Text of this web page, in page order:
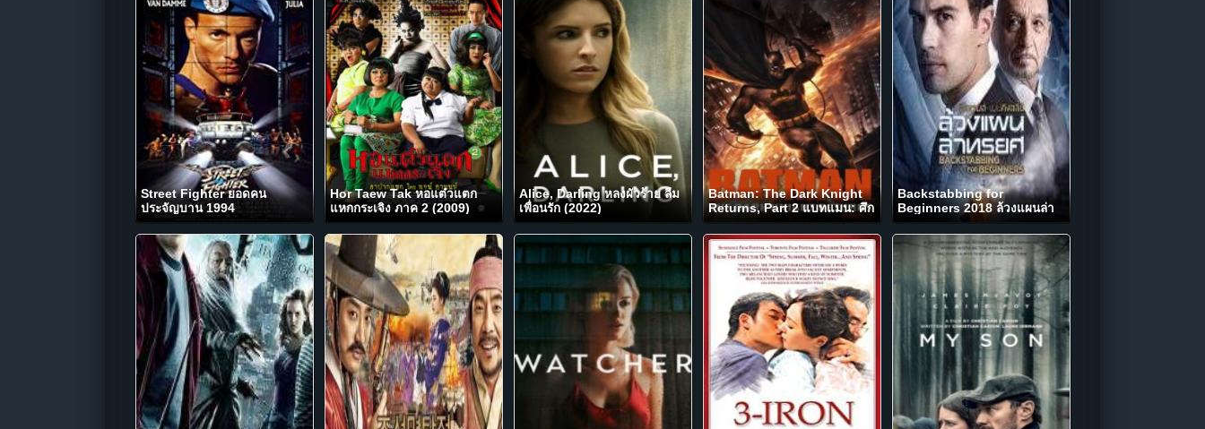
Street Fighter ยอดคน
ประจัญบาน 1994
Hor Taew Tak หอแต๋วแตก
แหกกระเจิง ภาค 2 (2009)
Alice, Darling หลงผัวร้าย ลืม
เพื่อนรัก (2022)
Batman: The Dark Knight
Returns, Part 2 แบทแมน: ศึก
อัศวินคืนรัง 2 (2013)
Backstabbing for
Beginners 2018 ล้วงแผนล่า
ทรยศ